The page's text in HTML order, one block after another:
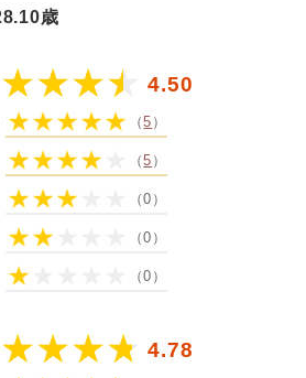
歳
4.50
（5 ）
（5 ）
（0）
（0）
（0）
4.78